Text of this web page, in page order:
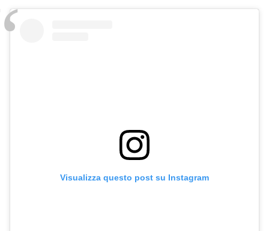
Visualizza questo post su Instagram